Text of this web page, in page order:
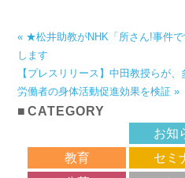
« ★松井助教がNHK「所さん!事件
します
【プレスリリース】中田教授らが
労働者の身体活動促進効果を検証 »
CATEGORY
お知
教育
セミ